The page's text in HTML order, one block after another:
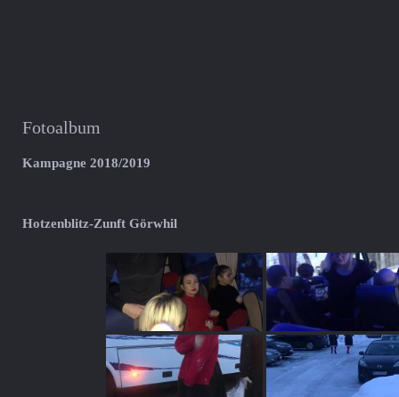
Fotoalbum
Kampagne 2018/2019
Hotzenblitz-Zunft Görwhil